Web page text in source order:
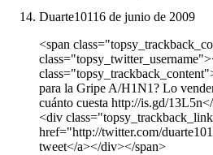
Duarte10116 de junio de 2009
<span
para la Gripe A/H1N1? Lo
cuánto cuesta http://is.gd/
<div
href="http://twitter.com/
tweet</a></div></span>